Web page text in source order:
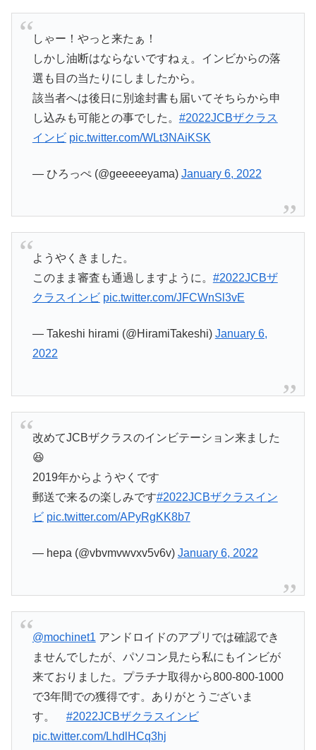
しゃー！やっと来たぁ！
しかし油断はならないですねぇ。インビからの落
選も目の当たりにしましたから。
該当者へは後日に別途封書も届いてそちらから申
し込みも可能との事でした。 #2022JCBザクラス
インビ pic.twitter.com/WLt3NAiKSK
— ひろっぺ (@geeeeeyama) January 6, 2022
ようやくきました。
このまま審査も通過しますように。 #2022JCBザ
クラスインビ pic.twitter.com/JFCWnSl3vE
— Takeshi hirami (@HiramiTakeshi) January 6,
2022
改めてJCBザクラスのインビテーション来ました
😆
2019年からようやくです
郵送で来るの楽しみです#2022JCBザクラスイン
ビ pic.twitter.com/APyRgKK8b7
— hepa (@vbvmvwvxv5v6v) January 6, 2022
@mochinet1 アンドロイドのアプリでは確認でき
ませんでしたが、パソコン見たら私にもインビが
来ておりました。プラチナ取得から800-800-1000
で3年間での獲得です。ありがとうございま
す。 #2022JCBザクラスインビ
pic.twitter.com/LhdlHCq3hj